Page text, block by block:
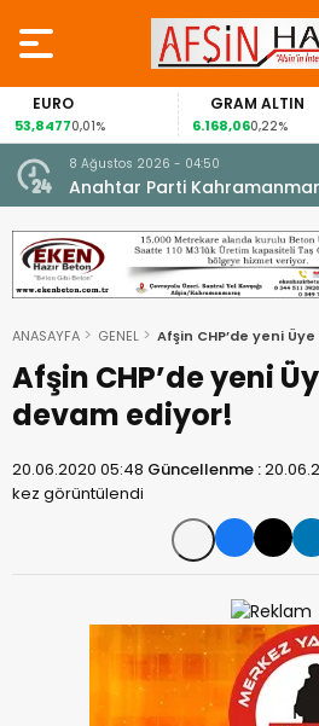
EURO
53,84770,01%
GRAM ALTIN
6.168,060,22%
8 Ağustos 2026 - 04:50
Anahtar Parti
Afşin Teşkilatı ile buluştu.
ANASAYFA GENEL Afşin CHP’de yeni
Afşin CHP’de yeni
devam ediyor!
20.06.2020 05:48 Güncellenme :
kez görüntülendi